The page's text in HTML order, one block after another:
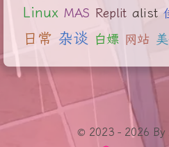
Linux MAS Replit alist
日常 杂谈 白嫖 网站
© 2023 - 2026 By